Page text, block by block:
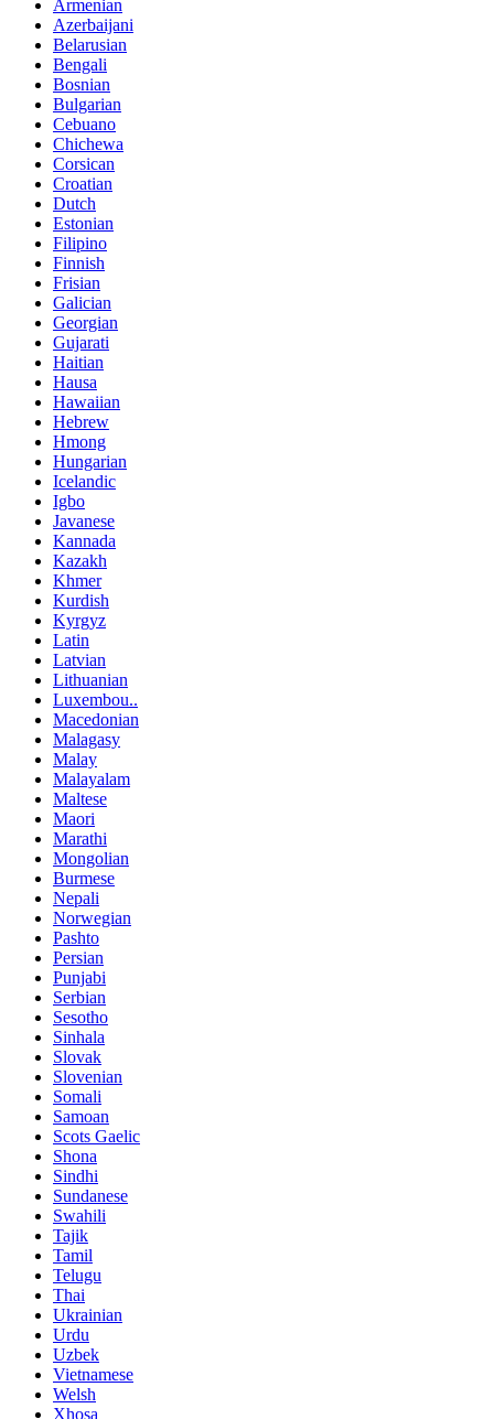
Armenian
Azerbaijani
Belarusian
Bengali
Bosnian
Bulgarian
Cebuano
Chichewa
Corsican
Croatian
Dutch
Estonian
Filipino
Finnish
Frisian
Galician
Georgian
Gujarati
Haitian
Hausa
Hawaiian
Hebrew
Hmong
Hungarian
Icelandic
Igbo
Javanese
Kannada
Kazakh
Khmer
Kurdish
Kyrgyz
Latin
Latvian
Lithuanian
Luxembou..
Macedonian
Malagasy
Malay
Malayalam
Maltese
Maori
Marathi
Mongolian
Burmese
Nepali
Norwegian
Pashto
Persian
Punjabi
Serbian
Sesotho
Sinhala
Slovak
Slovenian
Somali
Samoan
Scots Gaelic
Shona
Sindhi
Sundanese
Swahili
Tajik
Tamil
Telugu
Thai
Ukrainian
Urdu
Uzbek
Vietnamese
Welsh
Xhosa